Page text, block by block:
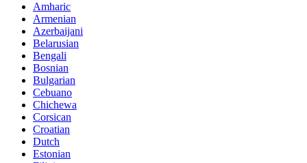
Amharic
Armenian
Azerbaijani
Belarusian
Bengali
Bosnian
Bulgarian
Cebuano
Chichewa
Corsican
Croatian
Dutch
Estonian